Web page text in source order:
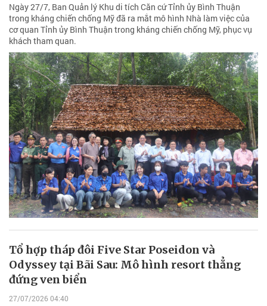
Ngày 27/7, Ban Quản lý Khu di tích Căn cứ Tỉnh ủy Bình Thuận
trong kháng chiến chống Mỹ đã ra mắt mô hình Nhà làm việc của
cơ quan Tỉnh ủy Bình Thuận trong kháng chiến chống Mỹ, phục vụ
khách tham quan.
Tổ hợp tháp đôi Five Star Poseidon và
Odyssey tại Bãi Sau: Mô hình resort thẳng
đứng ven biển
27/07/2026 04:40